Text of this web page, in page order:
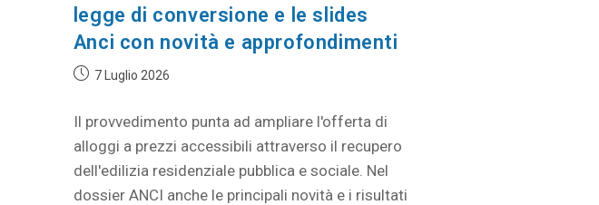
legge di conversione e le slides
Anci con novità e approfondimenti
7 Luglio 2026
Il provvedimento punta ad ampliare l'offerta di
alloggi a prezzi accessibili attraverso il recupero
dell'edilizia residenziale pubblica e sociale. Nel
dossier ANCI anche le principali novità e i risultati